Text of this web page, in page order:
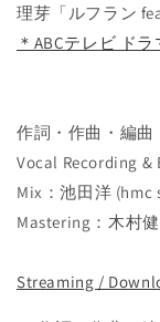
理芽「ルフラン
＊ABCテレビ ド
作詞・作曲・編曲
Vocal Recording
Mix：池田洋 (hmc
Mastering：木村
Streaming /